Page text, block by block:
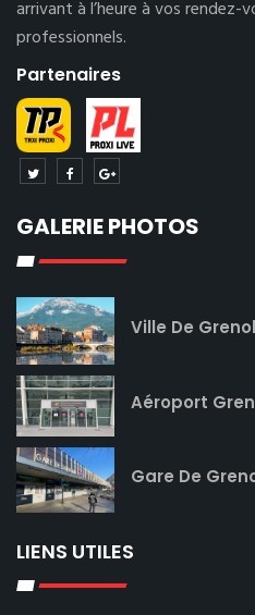
arrivant à l’heure à vos rendez-
professionnels.
Partenaires
GALERIE PHOTOS
Ville De
Aéroport
Gare De
LIENS UTILES